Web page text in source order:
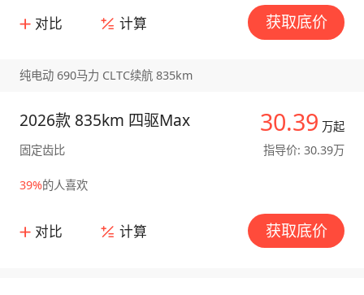
对比 计算 获取底价
纯电动 690马力 CLTC续航 835km
30.39 万起
指导价: 30.39万
2026款 835km 四驱Max
固定齿比
39%的人喜欢
对比 计算 获取底价